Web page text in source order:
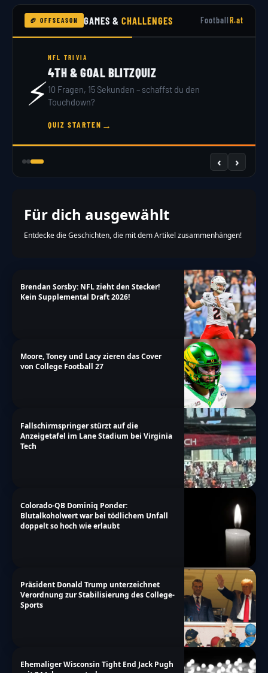
🏈 OFFSEASON GAMES &CHALLENGES FootballR.at
⚡
NFL TRIVIA
4TH & GOAL BLITZQUIZ
10 Fragen, 15 Sekunden – schaffst du den
Touchdown?
QUIZ STARTEN →
‹ ›
Für dich ausgewählt
Entdecke die Geschichten, die mit dem Artikel zusammenhängen!
Brendan Sorsby: NFL zieht den Stecker!
Kein Supplemental Draft 2026!
Moore, Toney und Lacy zieren das Cover
von College Football 27
Fallschirmspringer stürzt auf die
Anzeigetafel im Lane Stadium bei Virginia
Tech
Colorado-QB Dominiq Ponder:
Blutalkoholwert war bei tödlichem Unfall
doppelt so hoch wie erlaubt
Präsident Donald Trump unterzeichnet
Verordnung zur Stabilisierung des College-
Sports
Ehemaliger Wisconsin Tight End Jack Pugh